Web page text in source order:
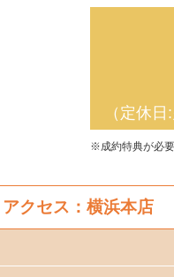
（定休
※成約特典が必
アクセス：横浜本店